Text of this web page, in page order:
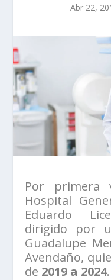
Abr 22,
Por primera
Hospital
Eduardo
dirigido por
Guadalupe
Avendaño,
de 2019 a 2024.